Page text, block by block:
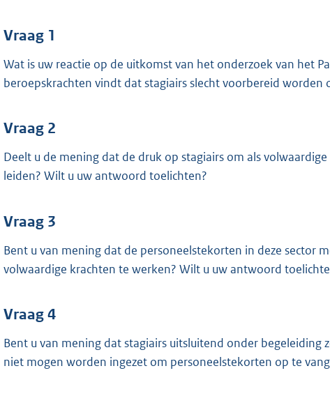
o
o
:
Vraag 1
Wat is uw reactie op de uitkomst van het onderzoek van het
beroepskrachten vindt dat stagiairs slecht voorbereid worden
Vraag 2
Deelt u de mening dat de druk op stagiairs om als
leiden? Wilt u uw antwoord toelichten?
Vraag 3
Bent u van mening dat de personeelstekorten in deze sector
volwaardige krachten te werken? Wilt u uw antwoord
Vraag 4
Bent u van mening dat stagiairs uitsluitend onder
niet mogen worden ingezet om personeelstekorten op te